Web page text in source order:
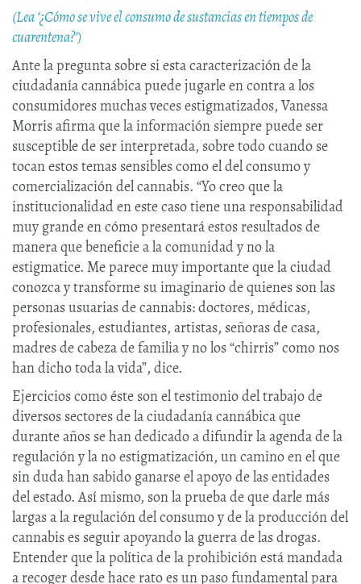
(Lea ‘¿Cómo se vive el consumo de sustancias en tiempos de
cuarentena?’)
Ante la pregunta sobre si esta caracterización de la
ciudadanía cannábica puede jugarle en contra a los
consumidores muchas veces estigmatizados, Vanessa
Morris afirma que la información siempre puede ser
susceptible de ser interpretada, sobre todo cuando se
tocan estos temas sensibles como el del consumo y
comercialización del cannabis. “Yo creo que la
institucionalidad en este caso tiene una responsabilidad
muy grande en cómo presentará estos resultados de
manera que beneficie a la comunidad y no la
estigmatice. Me parece muy importante que la ciudad
conozca y transforme su imaginario de quienes son las
personas usuarias de cannabis: doctores, médicas,
profesionales, estudiantes, artistas, señoras de casa,
madres de cabeza de familia y no los “chirris” como nos
han dicho toda la vida”, dice.
Ejercicios como éste son el testimonio del trabajo de
diversos sectores de la ciudadanía cannábica que
durante años se han dedicado a difundir la agenda de la
regulación y la no estigmatización, un camino en el que
sin duda han sabido ganarse el apoyo de las entidades
del estado. Así mismo, son la prueba de que darle más
largas a la regulación del consumo y de la producción del
cannabis es seguir apoyando la guerra de las drogas.
Entender que la política de la prohibición está mandada
a recoger desde hace rato es un paso fundamental para